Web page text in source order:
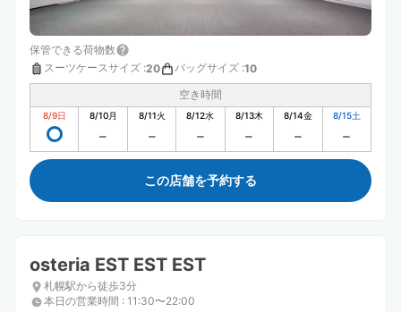
保管できる荷物数
スーツケースサイズ :20 バッグサイズ :10
空き時間
8/9日 8/10月 8/11火 8/12水 8/13木 8/14金 8/15土
この店舗を予約する
osteria EST EST EST
札幌駅から徒歩3分
本日の営業時間 : 11:30〜22:00